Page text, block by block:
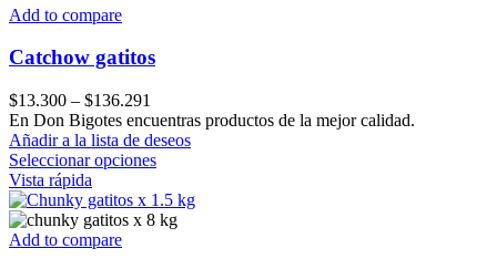
pueden
elegir
en
la
página
de
producto
Add to compare
Catchow gatitos
$13.300 – $136.291
range:
$13.300
through
En Don Bigotes encuentras productos de la mejor calidad.
Añadir a la lista de deseos
Seleccionar opcionesEste
tiene
múltiples
Vista rápida
Add to compare